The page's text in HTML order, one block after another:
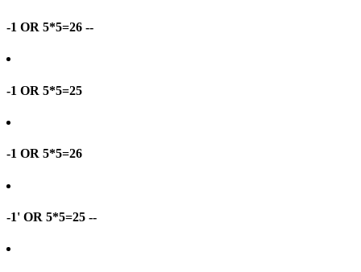
-1 OR 5*5=26 --
-1 OR 5*5=25
-1 OR 5*5=26
-1' OR 5*5=25 --